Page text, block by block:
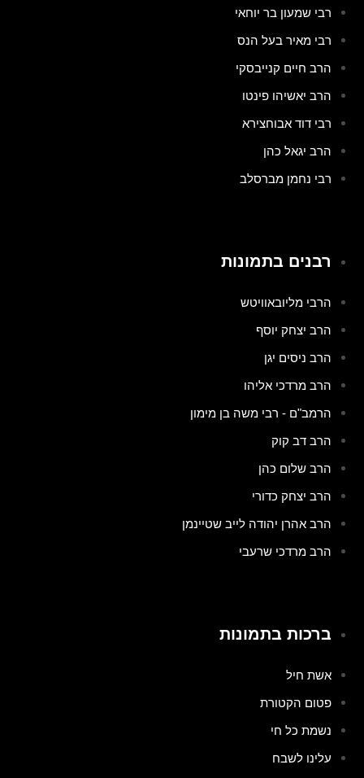
רבי שמעון בר יוחאי
רבי מאיר בעל הנס
הרב חיים קנייבסקי
הרב יאשיהו פינטו
רבי דוד אבוחצירא
הרב יגאל כהן
רבי נחמן מברסלב
רבנים בתמונות
הרבי מליובאוויטש
הרב יצחק יוסף
הרב ניסים יגן
הרב מרדכי אליהו
הרמב"ם - רבי משה בן מימון
הרב דב קוק
הרב שלום כהן
הרב יצחק כדורי
הרב אהרן יהודה לייב שטיינמן
הרב מרדכי שרעבי
ברכות בתמונות
אשת חיל
פטום הקטורת
נשמת כל חי
עלינו לשבח